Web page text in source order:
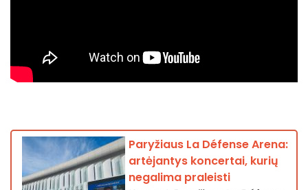
Paryžiaus La Défense Arena:
artėjantys koncertai, kurių
negalima praleisti